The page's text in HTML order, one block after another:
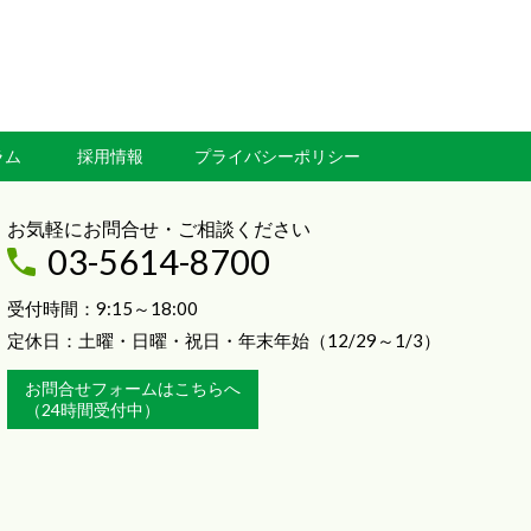
ム 採用情報 プライバシーポリシー
お気軽にお問合せ・ご相談ください
03-5614-8700
受付時間：9:15～18:00
定休日：土曜・日曜・祝日・年末年始（12/29～1/3）
お問合せフォームはこちらへ
（24時間受付中）